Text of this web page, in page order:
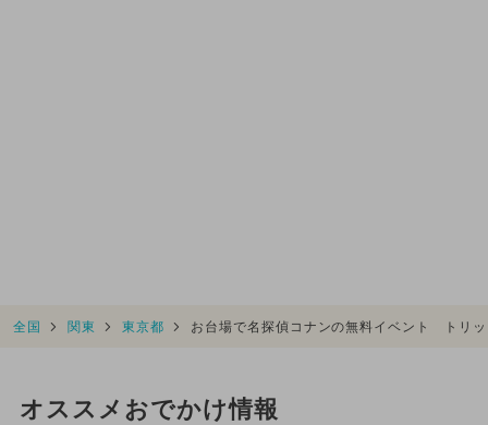
全国 関東 東京都 お台場で名探偵コナンの無料イベント トリ
オススメおでかけ情報